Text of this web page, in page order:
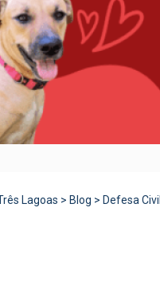
Lagoas > Blog > Defesa Civil